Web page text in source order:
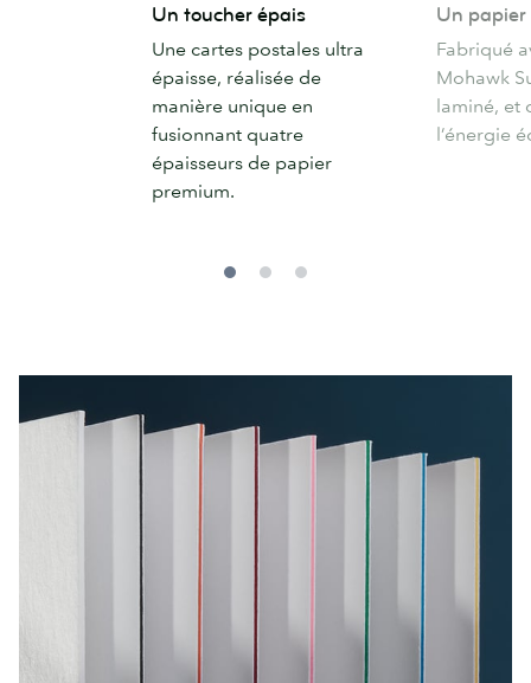
toucher
épais
Un toucher épais
Une cartes postales ultra
épaisse, réalisée de
manière unique en
fusionnant quatre
épaisseurs de papier
premium.
papier
délicat
Un
Fabriqué
Mohawk
laminé, et
l’énergie